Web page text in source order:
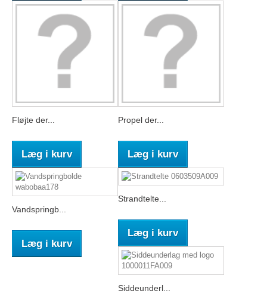
Fløjte der...
Læg i kurv
Propel der...
Læg i kurv
Vandspringb...
Læg i kurv
Strandtelte...
Læg i kurv
Siddeunderl...